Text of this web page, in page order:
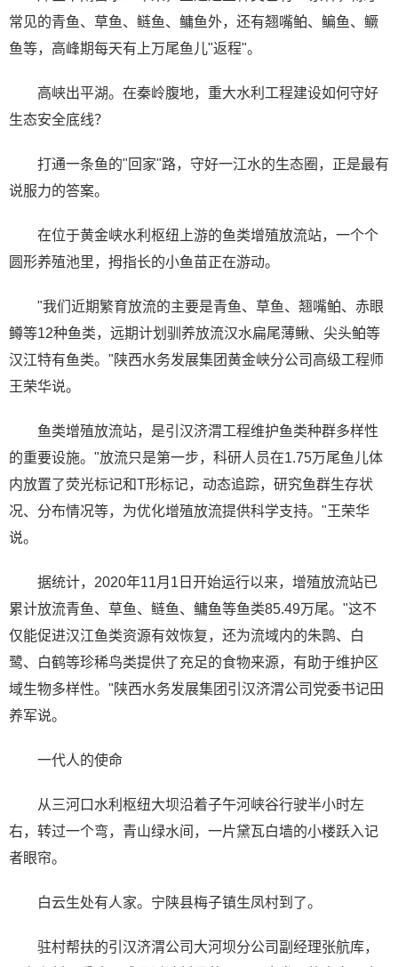
常见的青鱼、草鱼、鲢鱼、鳙鱼外，还有翘嘴鲌、鳊鱼、鳜
鱼等，高峰期每天有上万尾鱼儿"返程"。
高峡出平湖。在秦岭腹地，重大水利工程建设如何守好
生态安全底线？
打通一条鱼的"回家"路，守好一江水的生态圈，正是最有
说服力的答案。
在位于黄金峡水利枢纽上游的鱼类增殖放流站，一个个
圆形养殖池里，拇指长的小鱼苗正在游动。
"我们近期繁育放流的主要是青鱼、草鱼、翘嘴鲌、赤眼
鳟等12种鱼类，远期计划驯养放流汉水扁尾薄鳅、尖头鲌等
汉江特有鱼类。"陕西水务发展集团黄金峡分公司高级工程师
王荣华说。
鱼类增殖放流站，是引汉济渭工程维护鱼类种群多样性
的重要设施。"放流只是第一步，科研人员在1.75万尾鱼儿体
内放置了荧光标记和T形标记，动态追踪，研究鱼群生存状
况、分布情况等，为优化增殖放流提供科学支持。"王荣华
说。
据统计，2020年11月1日开始运行以来，增殖放流站已
累计放流青鱼、草鱼、鲢鱼、鳙鱼等鱼类85.49万尾。"这不
仅能促进汉江鱼类资源有效恢复，还为流域内的朱鹮、白
鹭、白鹤等珍稀鸟类提供了充足的食物来源，有助于维护区
域生物多样性。"陕西水务发展集团引汉济渭公司党委书记田
养军说。
一代人的使命
从三河口水利枢纽大坝沿着子午河峡谷行驶半小时左
右，转过一个弯，青山绿水间，一片黛瓦白墙的小楼跃入记
者眼帘。
白云生处有人家。宁陕县梅子镇生凤村到了。
驻村帮扶的引汉济渭公司大河坝分公司副经理张航库，